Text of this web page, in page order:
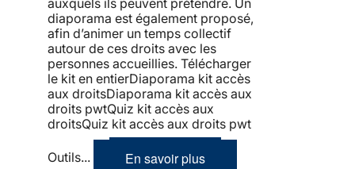
auxquels ils peuvent prétendre. Un
diaporama est également proposé,
afin d’animer un temps collectif
autour de ces droits avec les
personnes accueillies. Télécharger
le kit en entierDiaporama kit accès
aux droitsDiaporama kit accès aux
droits pwtQuiz kit accès aux
droitsQuiz kit accès aux droits pwt
Outils... En savoir plus